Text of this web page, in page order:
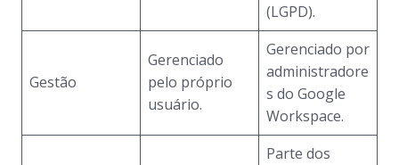
(LGPD).
Gestão
Gerenciado
pelo próprio
usuário.
Gerenciado por
administradore
s do Google
Workspace.
Parte dos